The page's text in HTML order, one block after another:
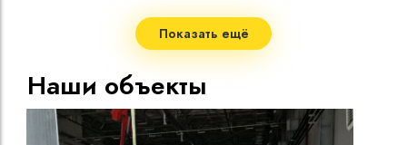
Показать ещё
Наши объекты